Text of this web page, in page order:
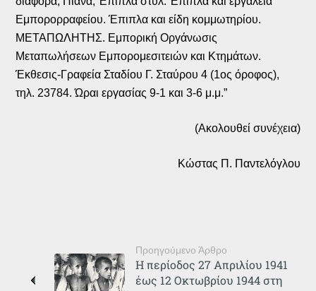
Εμπορορραφείου. Έπιπλα και είδη κομμωτηρίου.
ΜΕΤΑΠΩΛΗΤΗΣ. Εμπορική Οργάνωσις
Μεταπωλήσεων Εμπορομεσιτειών και Κτημάτων.
Έκθεσις-Γραφεία Σταδίου Γ. Σταύρου 4 (1ος όροφος),
τηλ. 23784. Ώραι εργασίας 9-1 και 3-6 μ.μ.”
(Ακολουθεί συνέχεια)
Κώστας Π. Παντελόγλου
Προηγούμενο Άρθρο
Η περίοδος 27 Απριλίου 1941
έως 12 Οκτωβρίου 1944 στη